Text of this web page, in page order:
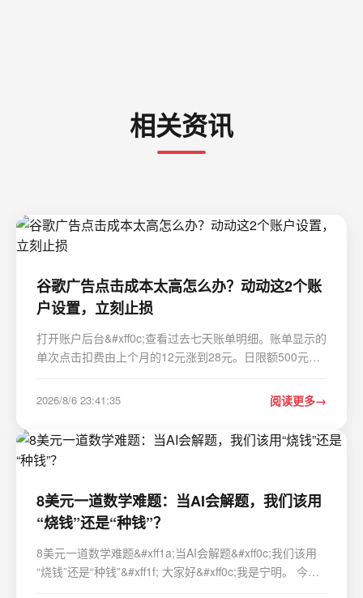
相关资讯
谷歌广告点击成本太高怎么办？动动这2个账
户设置，立刻止损
打开账户后台&#xff0c;查看过去七天账单明细。账单显示的
单次点击扣费由上个月的12元涨到28元。日限额500元往
茫然翻看&#xff0c;把每日限额调降至200元。降低日预算无
法干预计费规则。导出过去90天的搜索词报表&…
2026/8/6 23:41:35 阅读更多
8美元一道数学难题：当AI会解题，我们该用
“烧钱”还是“种钱”？
8美元一道数学难题&#xff1a;当AI会解题&#xff0c;我们该用
“烧钱”还是“种钱”&#xff1f; 大家好&#xff0c;我是宁明。 今天